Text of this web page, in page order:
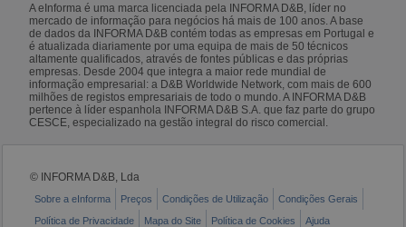
A eInforma é uma marca licenciada pela INFORMA D&B, líder no
mercado de informação para negócios há mais de 100 anos. A base
de dados da INFORMA D&B contém todas as empresas em Portugal e
é atualizada diariamente por uma equipa de mais de 50 técnicos
altamente qualificados, através de fontes públicas e das próprias
empresas. Desde 2004 que integra a maior rede mundial de
informação empresarial: a D&B Worldwide Network, com mais de 600
milhões de registos empresariais de todo o mundo. A INFORMA D&B
pertence à líder espanhola INFORMA D&B S.A. que faz parte do grupo
CESCE, especializado na gestão integral do risco comercial.
© INFORMA D&B, Lda
Sobre a eInforma Preços Condições de Utilização
Condições Gerais
Política de Privacidade
Mapa do Site Política de Cookies Ajuda